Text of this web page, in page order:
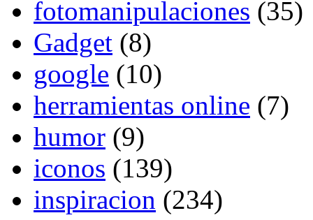
fotomanipulaciones (35)
Gadget (8)
google (10)
herramientas online (7)
humor (9)
iconos (139)
inspiracion (234)